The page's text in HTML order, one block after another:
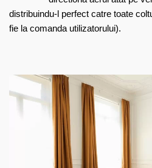
distribuindu-l perfect catre toate
fie la comanda utilizatorului).